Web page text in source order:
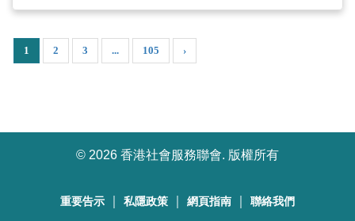
1 2 3 ... 105 ›
© 2026 香港社會服務聯會. 版權所有
重要告示 私隱政策 網頁指南 聯絡我們